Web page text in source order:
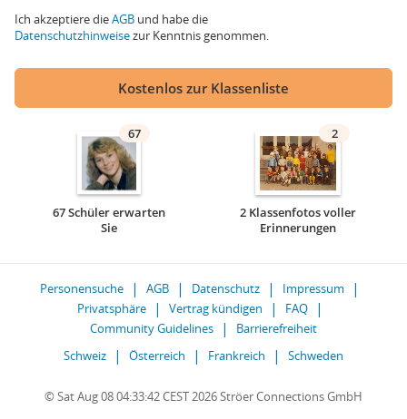
Ich akzeptiere dieAGB und habe die
Datenschutzhinweisezur Kenntnis genommen.
Kostenlos zur Klassenliste
67
67 Schüler erwarten
Sie
2
2 Klassenfotos voller
Erinnerungen
Personensuche AGB Datenschutz
Impressum
Privatsphäre
Vertrag kündigen
FAQ
Community Guidelines
Barrierefreiheit
Schweiz
Österreich Frankreich Schweden
© Sat Aug 08 04:33:42 CEST 2026 Ströer Connections GmbH